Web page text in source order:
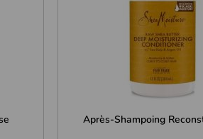
Après-Shampoing